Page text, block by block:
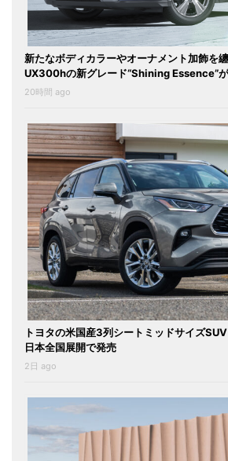
新たなボディカラーやオーナメント加飾を
UX300hの新グレード“Shining Essence”
20時間 ago
トヨタの米国産3列シートミッドサイズ
日本全国展開で発売
2日 ago